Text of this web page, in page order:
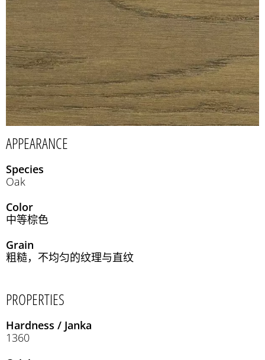
APPEARANCE
Species
Oak
Color
中等棕色
Grain
粗糙，不均匀的纹理与直纹
PROPERTIES
Hardness / Janka
1360